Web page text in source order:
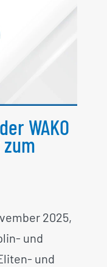
der
startet
WAKO
2025,
und
und